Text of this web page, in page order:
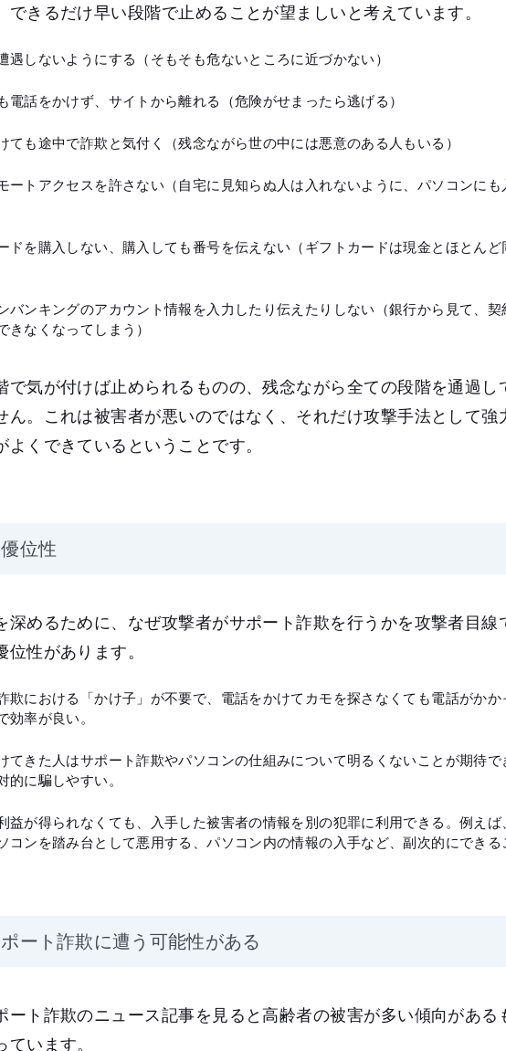
できるだけ早い段階で止めることが望ましいと考えています。
遇しないようにする（そもそも危ないところに近づかない）
電話をかけず、サイトから離れる（危険がせまったら逃げる）
ても途中で詐欺と気付く（残念ながら世の中には悪意のある人もいる）
ートアクセスを許さない（自宅に見知らぬ人は入れないように、パソコンに
ドを購入しない、購入しても番号を伝えない（ギフトカードは現金とほとん
バンキングのアカウント情報を入力したり伝えたりしない（銀行から見て、
きなくなってしまう）
で気が付けば止められるものの、残念ながら全ての段階を通過し
ん。これは被害者が悪いのではなく、それだけ攻撃手法として強
よくできているということです。
位性
深めるために、なぜ攻撃者がサポート詐欺を行うかを攻撃者目線
性があります。
欺における「かけ子」が不要で、電話をかけてカモを探さなくても電話がか
効率が良い。
てきた人はサポート詐欺やパソコンの仕組みについて明るくないことが期待
的に騙しやすい。
益が得られなくても、入手した被害者の情報を別の犯罪に利用できる。例え
コンを踏み台として悪用する、パソコン内の情報の入手など、副次的にでき
ート詐欺に遭う可能性がある
ート詐欺のニュース記事を見ると高齢者の被害が多い傾向がある
います。